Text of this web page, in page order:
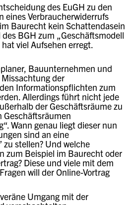
des EuGH zu den
eines Verbraucherwiderrufs
Baurecht kein Schattendasein
BGH zum „Geschäftsmodell
hat viel Aufsehen erregt.
Bauunternehmen und
der
Informationspflichten zum
Allerdings führt nicht jede
der Geschäftsräume zu
Geschäftsräumen
Wann genau liegt dieser nun
sind an eine
zu stellen? Und welche
zum Beispiel im Baurecht oder
Diese und viele mit dem
will der Online-Vortrag
Umgang mit der